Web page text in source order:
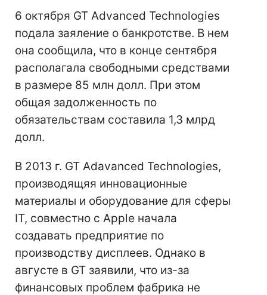
6 октября GT Advanced Technologies
подала заяление о банкротстве. В нем
она сообщила, что в конце сентября
располагала свободными средствами
в размере 85 млн долл. При этом
общая задолженность по
обязательствам составила 1,3 млрд
долл.
В 2013 г. GT Adavanced Technologies,
производящяя инновационные
материалы и оборудование для сферы
IT, совместно с Apple начала
создавать предприятие по
производству дисплеев. Однако в
августе в GT заявили, что из-за
финансовых проблем фабрика не